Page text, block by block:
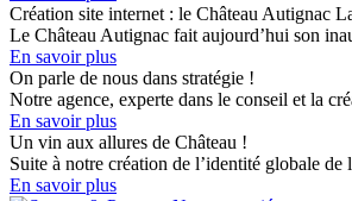
Création site internet : le Château Autignac
Le Château Autignac fait aujourd’hui son
En savoir plus
On parle de nous dans stratégie !
Notre agence, experte dans le conseil et la
En savoir plus
Un vin aux allures de Château !
Suite à notre création de l’identité globale
En savoir plus